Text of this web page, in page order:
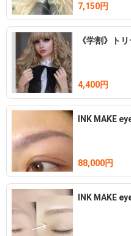
7,150円
《学割》ト
4,400円
INK MAKE
88,000円
INK MAKE